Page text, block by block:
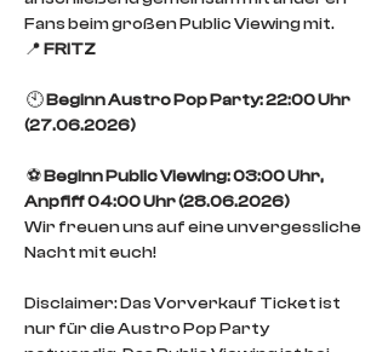
Fans beim großen Public Viewing mit.
📍 FRITZ
🕙 Beginn Austro Pop Party: 22:00 Uhr
(27.06.2026)
⚽ Beginn Public Viewing: 03:00 Uhr,
Anpfiff 04:00 Uhr (28.06.2026)
Wir freuen uns auf eine unvergessliche
Nacht mit euch!
Disclaimer: Das Vorverkauf Ticket ist
nur für die Austro Pop Party